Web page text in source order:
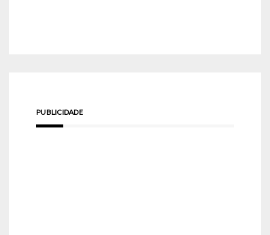
PUBLICIDADE